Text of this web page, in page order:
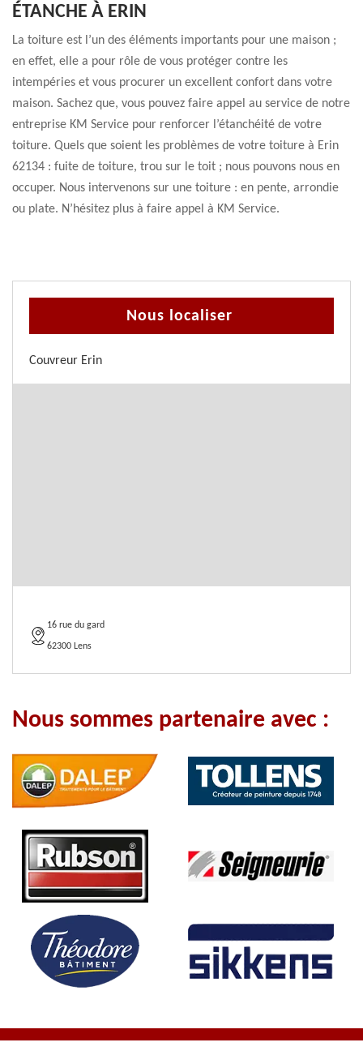
ÉTANCHE À ERIN
La toiture est l’un des éléments importants pour une maison ;
en effet, elle a pour rôle de vous protéger contre les
intempéries et vous procurer un excellent confort dans votre
maison. Sachez que, vous pouvez faire appel au service de notre
entreprise KM Service pour renforcer l’étanchéité de votre
toiture. Quels que soient les problèmes de votre toiture à Erin
62134 : fuite de toiture, trou sur le toit ; nous pouvons nous en
occuper. Nous intervenons sur une toiture : en pente, arrondie
ou plate. N’hésitez plus à faire appel à KM Service.
Nous localiser
Couvreur Erin
16 rue du gard
62300 Lens
Nous sommes partenaire avec :